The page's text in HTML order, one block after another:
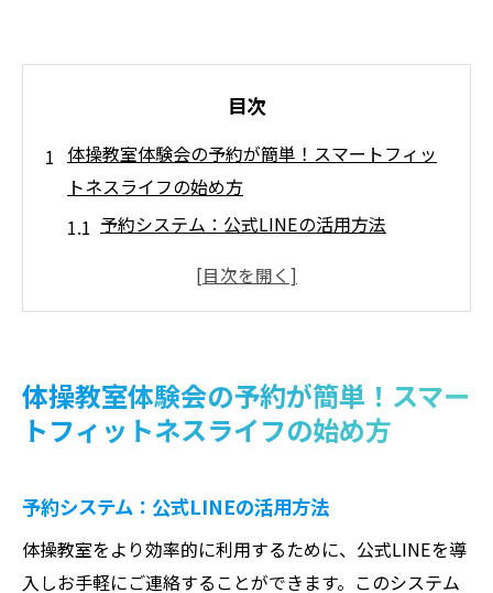
目次
体操教室体験会の予約が簡単！スマートフィッ
トネスライフの始め方
予約システム：公式LINEの活用方法
予約時の注意点とポイント
テクノロジーを駆使した新しい体操教室の
体験
柔軟性とバランス感覚
ストレッチを中心とした柔軟性向上プログ
ラム
体操教室体験会の予約が簡単！スマー
トフィットネスライフの始め方
予約システム：公式LINEの活用方法
体操教室をより効率的に利用するために、公式LINEを導
入しお手軽にご連絡することができます。このシステム